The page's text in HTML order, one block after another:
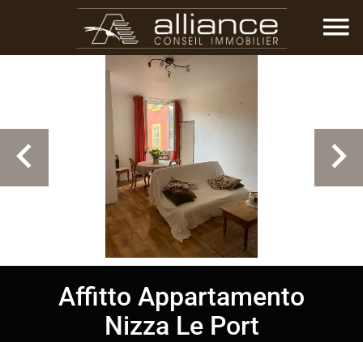
Affitto Appartamento
Nizza Le Port